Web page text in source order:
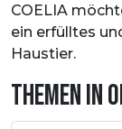
COELIA
ein erfülltes
Haustier.
THEMEN IN